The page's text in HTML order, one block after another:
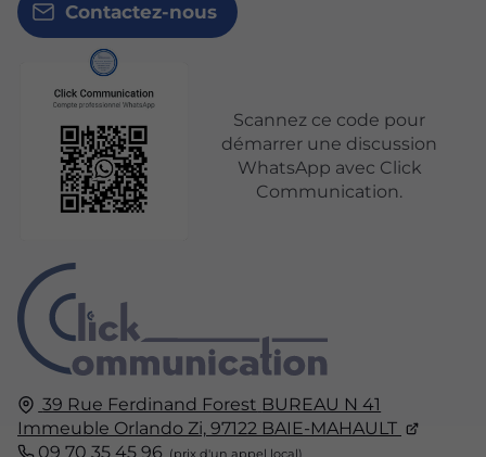
39 Rue Ferdinand Forest BUREAU N 41
Immeuble Orlando Zi, 97122 BAIE-MAHAULT
09 70 35 45 96
Contactez-nous
Scannez ce code pour
démarrer une discussion
WhatsApp avec Click
Communication.